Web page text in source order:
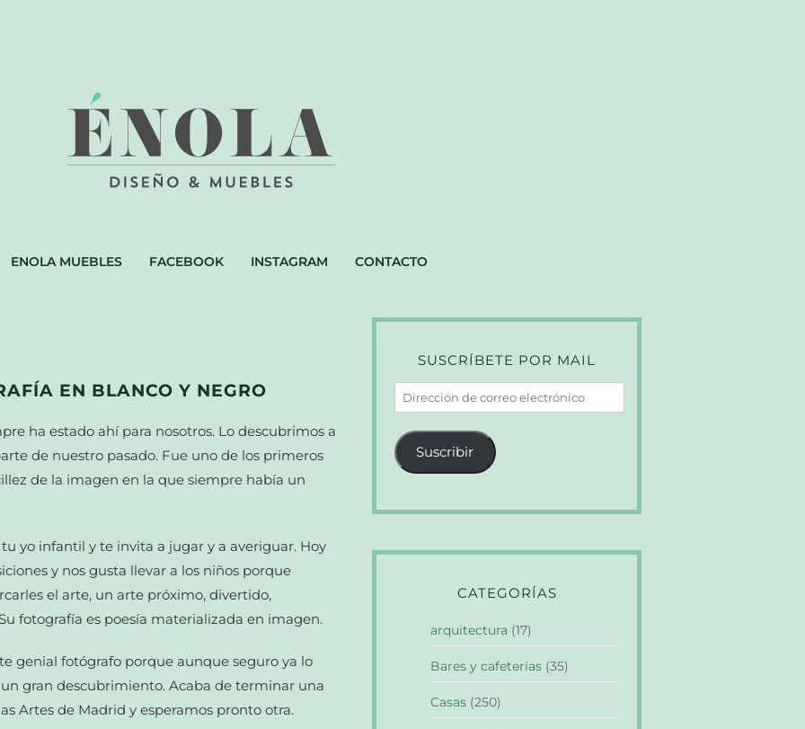
ENOLA MUEBLES FACEBOOK INSTAGRAM CONTACTO
EN BLANCO Y NEGRO
ha estado ahí para nosotros. Lo descubrimos a
de nuestro pasado. Fue uno de los primeros
de la imagen en la que siempre había un
yo infantil y te invita a jugar y a averiguar. Hoy
y nos gusta llevar a los niños porque
el arte, un arte próximo, divertido,
fotografía es poesía materializada en imagen.
genial fotógrafo porque aunque seguro ya lo
gran descubrimiento. Acaba de terminar una
Artes de Madrid y esperamos pronto otra.
SUSCRÍBETE POR MAIL
Dirección
de
correo
electrónico
Suscribir
CATEGORÍAS
arquitectura (17)
Bares y cafeterías (35)
Casas (250)